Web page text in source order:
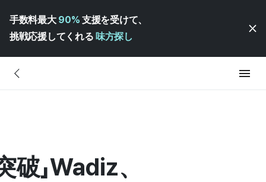
手数料最大 90% 支援を受けて、
挑戦応援してくれる 味方探し
」Wadiz、